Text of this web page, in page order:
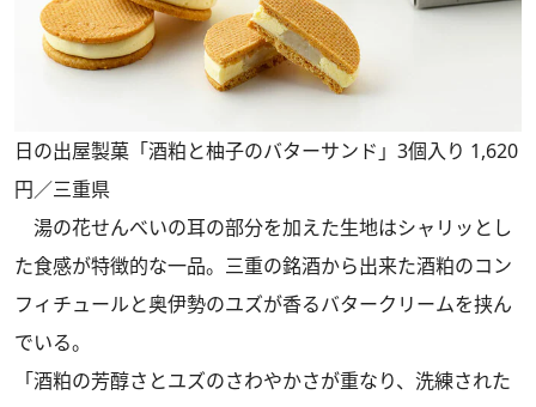
日の出屋製菓「酒粕と柚子のバターサンド」3個入り 1,620
円／三重県
湯の花せんべいの耳の部分を加えた生地はシャリッとし
た食感が特徴的な一品。三重の銘酒から出来た酒粕のコン
フィチュールと奥伊勢のユズが香るバタークリームを挟ん
でいる。
「酒粕の芳醇さとユズのさわやかさが重なり、洗練された